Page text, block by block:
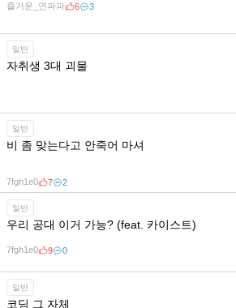
즐거운_연파파 6 3
일반
자취생 3대 괴물
7fgh1e0
일반
비 좀 맞는다고 안죽어 마셔
7fgh1e0 7 2
일반
우리 공대 이거 가능? (feat. 카이스트)
7fgh1e0 9 0
일반
코딩 그 자체